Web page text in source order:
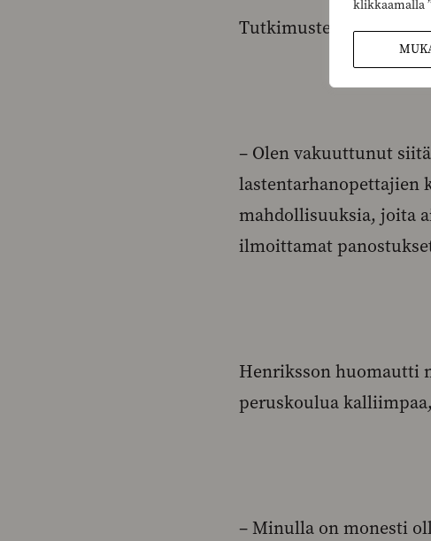
klikkaamalla
Tutkimusten mukaan
– Olen vakuuttunut
lastentarhanopettajien
mahdollisuuksia, joita
ilmoittamat
Henriksson huomautti
peruskoulua
– Minulla on monesti